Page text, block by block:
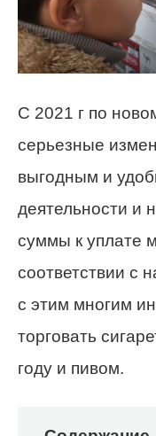
С 2021 г по
серьезные
выгодным и
деятельности и
суммы к уплате
соответствии с
с этим многим
торговать
году и пивом.